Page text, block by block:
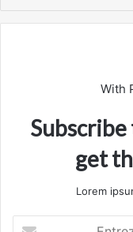
With
get
Lorem